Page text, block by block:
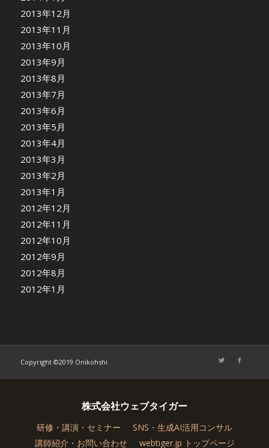
2013年12月
2013年11月
2013年10月
2013年9月
2013年8月
2013年7月
2013年6月
2013年5月
2013年4月
2013年3月
2013年2月
2013年1月
2012年12月
2012年11月
2012年10月
2012年9月
2012年8月
2012年1月
Copyright ©2019 Onikohshi
株式会社ウェブタイガー
研修・講演・セミナー
SNS・生成AI活用コンサル
講師紹介・お問い合わせ
webtiger.jp トップページ